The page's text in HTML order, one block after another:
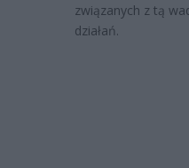
związanych z tą
działań.